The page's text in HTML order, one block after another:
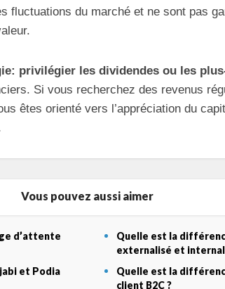
fluctuations du marché et ne sont pas
privilégier les dividendes ou les
Si vous recherchez des revenus
êtes orienté vers l’appréciation du
Vous pouvez aussi aimer
d’attente
Quelle est la
externalisé et
et Podia
Quelle est la
client B2C ?